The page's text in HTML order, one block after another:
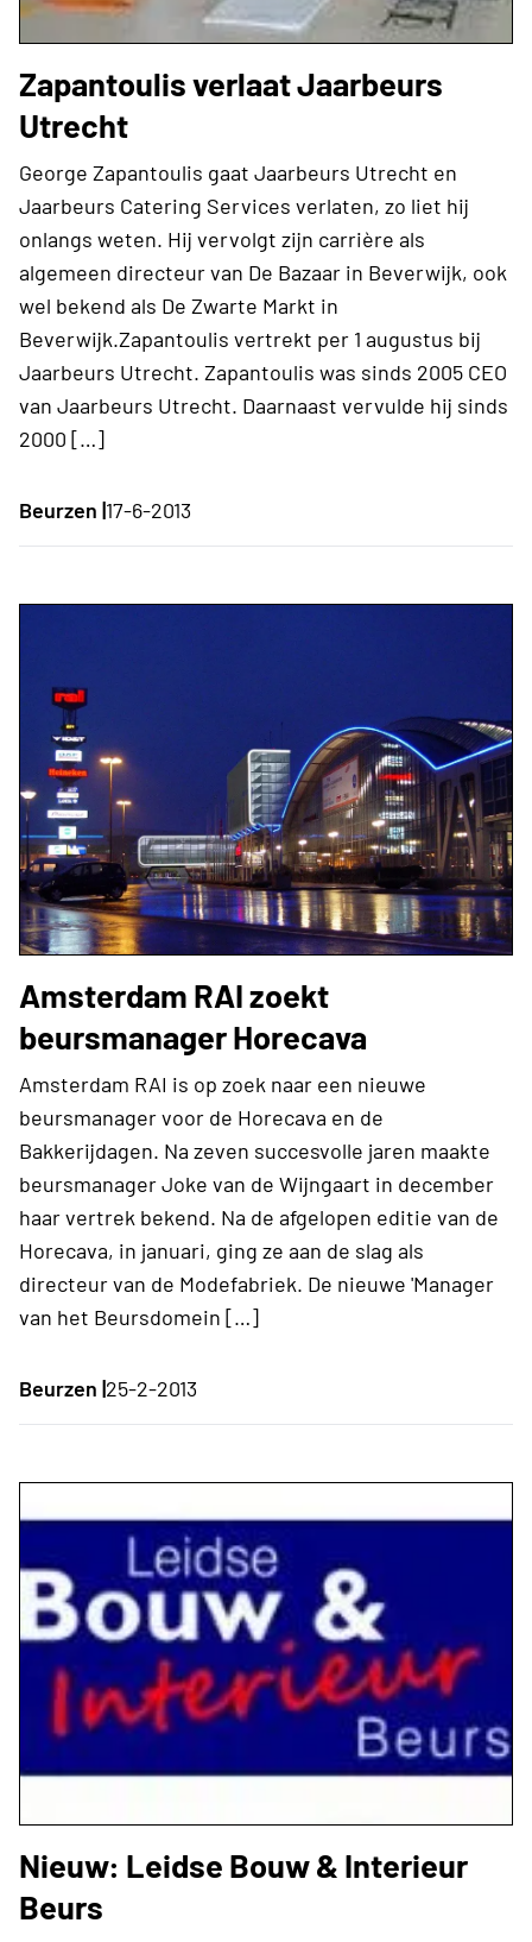
Zapantoulis verlaat Jaarbeurs
Utrecht
George Zapantoulis gaat Jaarbeurs Utrecht en
Jaarbeurs Catering Services verlaten, zo liet hij
onlangs weten. Hij vervolgt zijn carrière als
algemeen directeur van De Bazaar in Beverwijk, ook
wel bekend als De Zwarte Markt in
Beverwijk.Zapantoulis vertrekt per 1 augustus bij
Jaarbeurs Utrecht. Zapantoulis was sinds 2005 CEO
van Jaarbeurs Utrecht. Daarnaast vervulde hij sinds
2000 […]
Beurzen |17-6-2013
Amsterdam RAI zoekt
beursmanager Horecava
Amsterdam RAI is op zoek naar een nieuwe
beursmanager voor de Horecava en de
Bakkerijdagen. Na zeven succesvolle jaren maakte
beursmanager Joke van de Wijngaart in december
haar vertrek bekend. Na de afgelopen editie van de
Horecava, in januari, ging ze aan de slag als
directeur van de Modefabriek. De nieuwe 'Manager
van het Beursdomein […]
Beurzen |25-2-2013
Nieuw: Leidse Bouw & Interieur
Beurs